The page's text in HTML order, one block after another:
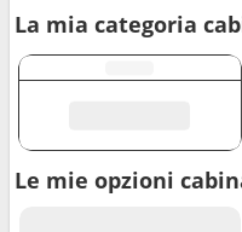
La mia categoria
Le mie opzioni